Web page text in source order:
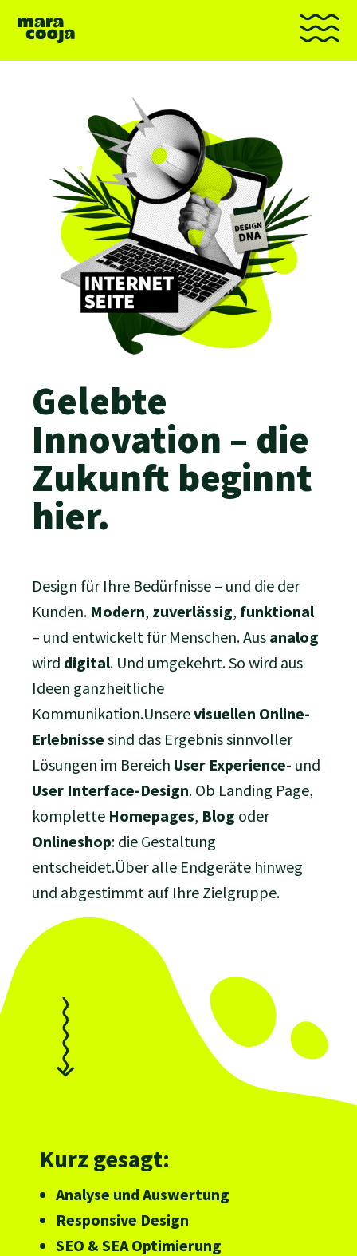
Gelebte
Innovation – die
Zukunft beginnt
hier.
Design für Ihre Bedürfnisse – und die der
Kunden. Modern, zuverlässig, funktional
– und entwickelt für Menschen. Aus analog
wird digital. Und umgekehrt. So wird aus
Ideen ganzheitliche
Kommunikation.Unserevisuellen Online-
Erlebnisse sind das Ergebnis sinnvoller
Lösungen im Bereich User Experience- und
User Interface-Design. Ob Landing Page,
komplette Homepages, Blog oder
Onlineshop: die Gestaltung
entscheidet.Über alle Endgeräte hinweg
und abgestimmt auf Ihre Zielgruppe.
Kurz gesagt:
Analyse und Auswertung
Responsive Design
SEO & SEA Optimierung